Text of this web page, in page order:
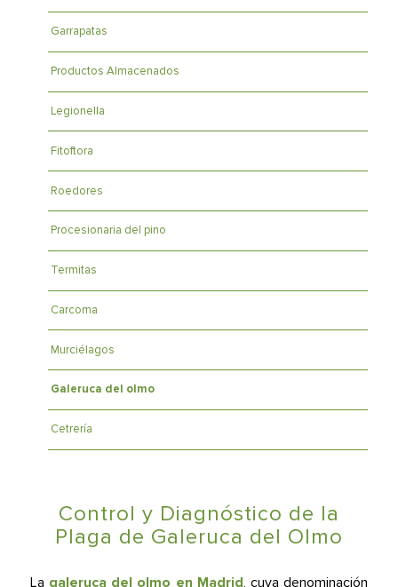
Garrapatas
Productos Almacenados
Legionella
Fitoftora
Roedores
Procesionaria del pino
Termitas
Carcoma
Murciélagos
Galeruca del olmo
Cetrería
Control y Diagnóstico de la
Plaga de Galeruca del Olmo
La galeruca del olmo en Madrid, cuya denominación